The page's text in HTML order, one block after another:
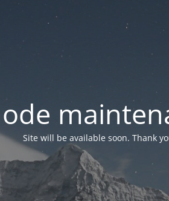
Site will be available soon. Thank